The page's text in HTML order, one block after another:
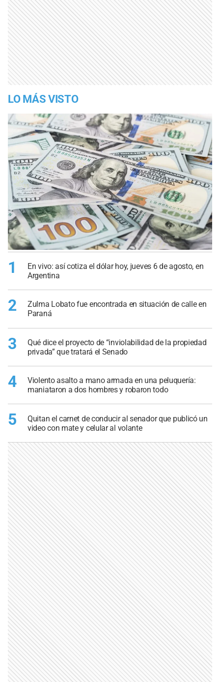
LO MÁS VISTO
1
En vivo: así cotiza el dólar hoy, jueves 6 de agosto, en
Argentina
2
Zulma Lobato fue encontrada en situación de calle en
Paraná
3
Qué dice el proyecto de “inviolabilidad de la propiedad
privada” que tratará el Senado
4
Violento asalto a mano armada en una peluquería:
maniataron a dos hombres y robaron todo
5
Quitan el carnet de conducir al senador que publicó un
video con mate y celular al volante